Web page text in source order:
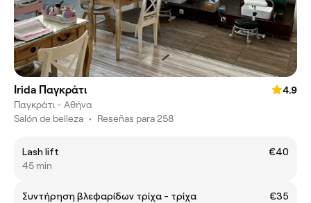
Irida Παγκράτι
4.9
Παγκράτι - Αθήνα
Salón de belleza • Reseñas para 258
Lash lift
€40
45 min
Συντήρηση βλεφαρίδων τρίχα - τρίχα
€35